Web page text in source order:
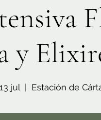
y
jul Estación de